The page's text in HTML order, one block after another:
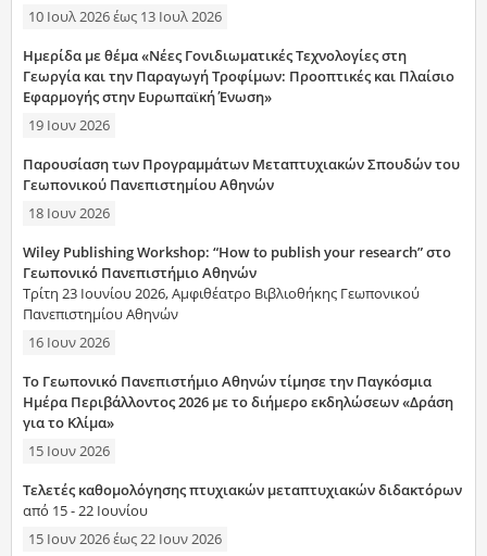
10 Ιουλ 2026έως 13 Ιουλ 2026
Ημερίδα με θέμα «Νέες Γονιδιωματικές Τεχνολογίες στη
Γεωργία και την Παραγωγή Τροφίμων: Προοπτικές και Πλαίσιο
Εφαρμογής στην Ευρωπαϊκή Ένωση»
19 Ιουν 2026
Παρουσίαση των Προγραμμάτων Μεταπτυχιακών Σπουδών του
Γεωπονικού Πανεπιστημίου Αθηνών
18 Ιουν 2026
Wiley Publishing Workshop: “How to publish your research” στο
Γεωπονικό Πανεπιστήμιο Αθηνών
Τρίτη 23 Ιουνίου 2026, Αμφιθέατρο Βιβλιοθήκης Γεωπονικού
Πανεπιστημίου Αθηνών
16 Ιουν 2026
Το Γεωπονικό Πανεπιστήμιο Αθηνών τίμησε την Παγκόσμια
Ημέρα Περιβάλλοντος 2026 με το διήμερο εκδηλώσεων «Δράση
για το Κλίμα»
15 Ιουν 2026
Τελετές καθομολόγησης πτυχιακών μεταπτυχιακών διδακτόρων
από 15 - 22 Ιουνίου
15 Ιουν 2026έως22 Ιουν 2026